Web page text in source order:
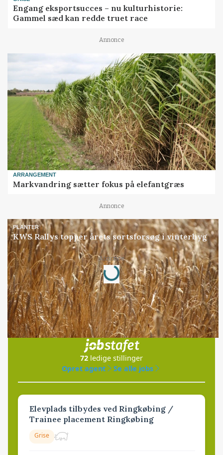
Engang eksportsucces – nu kulturhistorie:
Gammel sæd kan redde truet race
Annonce
ARRANGEMENT
Markvandring sætter fokus på elefantgræs
Annonce
PLANTER
KWS Rallys topper årets sortsforsøg i vinterbyg
Annonce
Loading...
Jobs
i samarbejde med
72 ledige stillinger
Opret agent
Se alle jobs
Elevplads tilbydes ved Ringkøbing /
Trainee placement Ringkøbing
Grise